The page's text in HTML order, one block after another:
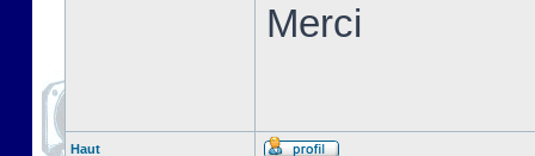
Merci
Haut